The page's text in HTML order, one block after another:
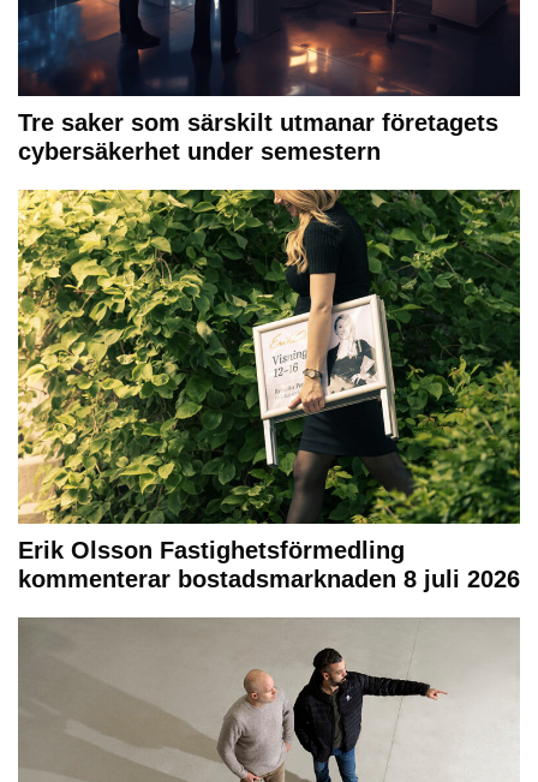
Tre saker som särskilt utmanar företagets
cybersäkerhet under semestern
Erik Olsson Fastighetsförmedling
kommenterar bostadsmarknaden 8 juli 2026